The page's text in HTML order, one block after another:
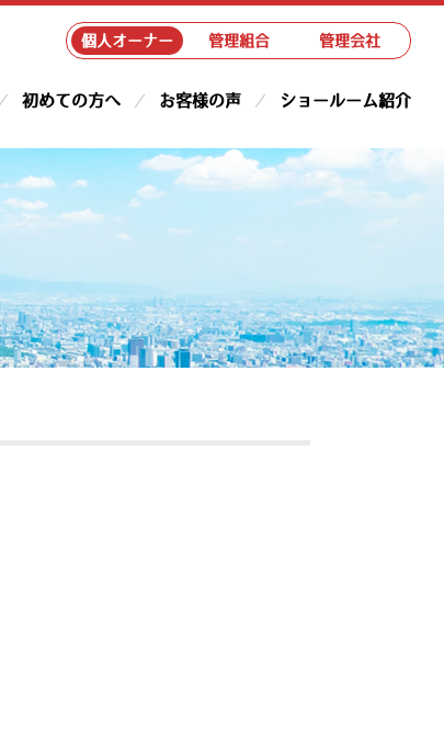
個人オーナー 管理組合 管理会社
初めての方へ お客様の声 ショールーム紹介